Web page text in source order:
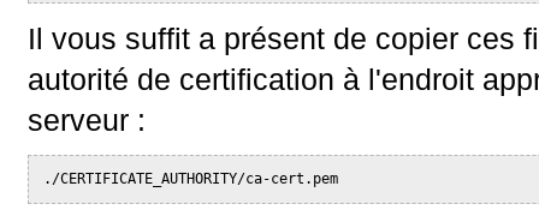
Il vous suffit a présent de copier ces
autorité de certification à l'endroit
serveur :
./CERTIFICATE_AUTHORITY/ca-cert.pem